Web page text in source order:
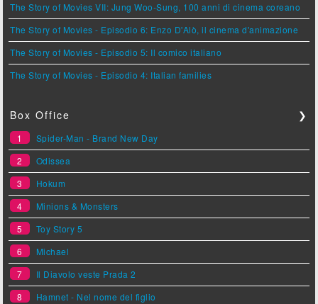
The Story of Movies VII: Jung Woo-Sung, 100 anni di cinema coreano
The Story of Movies - Episodio 6: Enzo D'Alò, il cinema d'animazione
The Story of Movies - Episodio 5: Il comico italiano
The Story of Movies - Episodio 4: Italian families
Box Office ❯
1
Spider-Man - Brand New Day
2
Odissea
3
Hokum
4
Minions & Monsters
5
Toy Story 5
6
Michael
7
Il Diavolo veste Prada 2
8
Hamnet - Nel nome del figlio